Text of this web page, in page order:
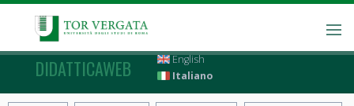
DIDATTICAWEB
English
Italiano